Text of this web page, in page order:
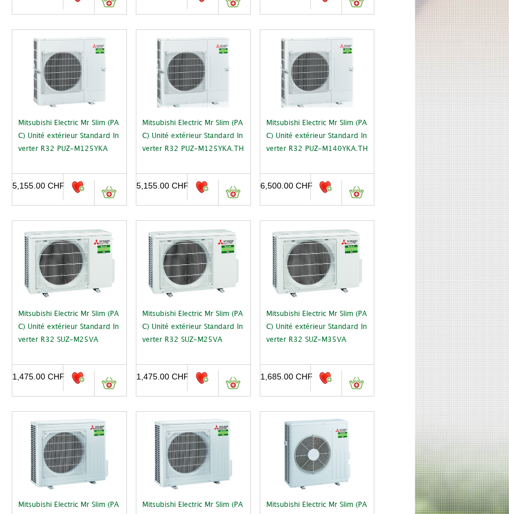
Mitsubishi Electric Mr Slim (PA
C) Unité extérieur Standard In
verter R32 PUZ-M125YKA
5,155.00CHF
Mitsubishi Electric Mr Slim (PA
C) Unité extérieur Standard In
verter R32 PUZ-M125YKA.TH
5,155.00CHF
Mitsubishi Electric Mr Slim (PA
C) Unité extérieur Standard In
verter R32 PUZ-M140YKA.TH
6,500.00 CHF
Mitsubishi Electric Mr Slim (PA
C) Unité extérieur Standard In
verter R32 SUZ-M25VA
1,475.00CHF
Mitsubishi Electric Mr Slim (PA
C) Unité extérieur Standard In
verter R32 SUZ-M25VA
1,475.00CHF
Mitsubishi Electric Mr Slim (PA
C) Unité extérieur Standard In
verter R32 SUZ-M35VA
1,685.00 CHF
Mitsubishi Electric Mr Slim (PA
Mitsubishi Electric Mr Slim (PA
Mitsubishi Electric Mr Slim (PA